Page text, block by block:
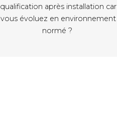
qualification après installation car
vous évoluez en environnement
normé ?